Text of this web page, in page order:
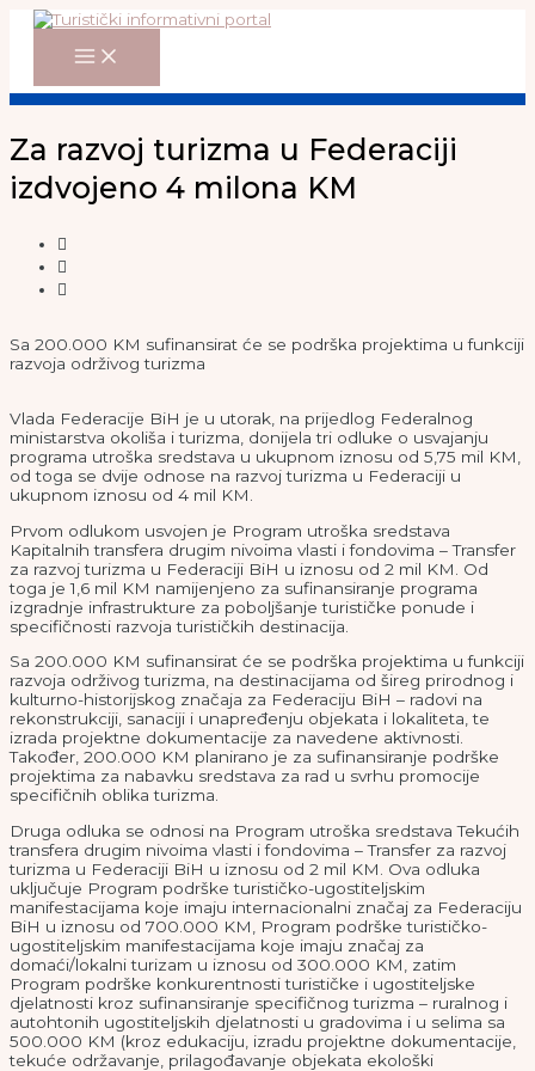
Skip
Menu
Za razvoj turizma u Federaciji
izdvojeno 4 milona KM
Sa 200.000 KM sufinansirat će se podrška projektima u funkciji
razvoja održivog turizma
Vlada Federacije BiH je u utorak, na prijedlog Federalnog
ministarstva okoliša i turizma, donijela tri odluke o usvajanju
programa utroška sredstava u ukupnom iznosu od 5,75 mil KM,
od toga se dvije odnose na razvoj turizma u Federaciji u
ukupnom iznosu od 4 mil KM.
Prvom odlukom usvojen je Program utroška sredstava
Kapitalnih transfera drugim nivoima vlasti i fondovima – Transfer
za razvoj turizma u Federaciji BiH u iznosu od 2 mil KM. Od
toga je 1,6 mil KM namijenjeno za sufinansiranje programa
izgradnje infrastrukture za poboljšanje turističke ponude i
specifičnosti razvoja turističkih destinacija.
Sa 200.000 KM sufinansirat će se podrška projektima u funkciji
razvoja održivog turizma, na destinacijama od šireg prirodnog i
kulturno-historijskog značaja za Federaciju BiH – radovi na
rekonstrukciji, sanaciji i unapređenju objekata i lokaliteta, te
izrada projektne dokumentacije za navedene aktivnosti.
Također, 200.000 KM planirano je za sufinansiranje podrške
projektima za nabavku sredstava za rad u svrhu promocije
specifičnih oblika turizma.
Druga odluka se odnosi na Program utroška sredstava Tekućih
transfera drugim nivoima vlasti i fondovima – Transfer za razvoj
turizma u Federaciji BiH u iznosu od 2 mil KM. Ova odluka
uključuje Program podrške turističko-ugostiteljskim
manifestacijama koje imaju internacionalni značaj za Federaciju
BiH u iznosu od 700.000 KM, Program podrške turističko-
ugostiteljskim manifestacijama koje imaju značaj za
domaći/lokalni turizam u iznosu od 300.000 KM, zatim
Program podrške konkurentnosti turističke i ugostiteljske
djelatnosti kroz sufinansiranje specifičnog turizma – ruralnog i
autohtonih ugostiteljskih djelatnosti u gradovima i u selima sa
500.000 KM (kroz edukaciju, izradu projektne dokumentacije,
tekuće održavanje, prilagođavanje objekata ekološki